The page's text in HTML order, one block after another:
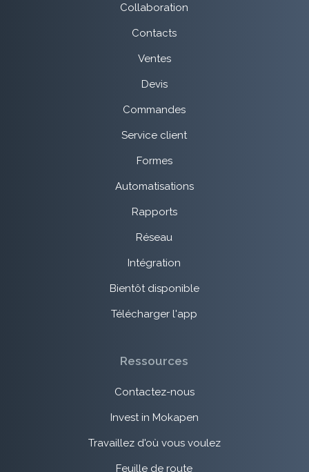
Collaboration
Contacts
Ventes
Devis
Commandes
Service client
Formes
Automatisations
Rapports
Réseau
Intégration
Bientôt disponible
Télécharger l'app
Ressources
Contactez-nous
Invest in Mokapen
Travaillez d'où vous voulez
Feuille de route